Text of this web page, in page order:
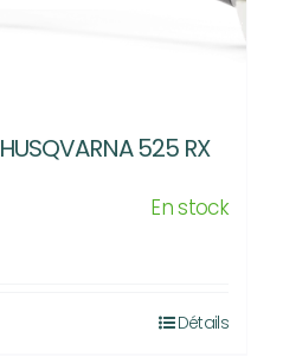
525 RX
En stock
Détails